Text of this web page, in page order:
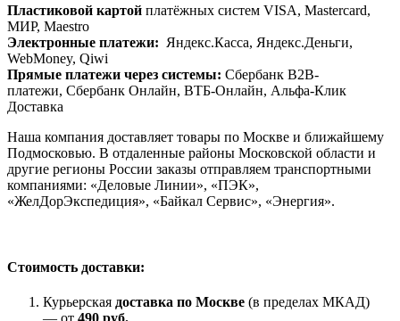
Пластиковой картой платёжных систем VISA, Mastercard,
МИР, Maestrо
Электронные платежи: Яндекс.Касса, Яндекс.Деньги,
WebMoney, Qiwi
Прямые платежи через системы: Сбербанк B2B-
платежи, Сбербанк Онлайн, ВТБ-Онлайн, Альфа-Клик
Доставка
Наша компания доставляет товары по Москве и ближайшему
Подмосковью. В отдаленные районы Московской области и
другие регионы России заказы отправляем транспортными
компаниями: «Деловые Линии», «ПЭК»,
«ЖелДорЭкспедиция», «Байкал Сервис», «Энергия».
Стоимость доставки:
Курьерская доставка по Москве (в пределах МКАД)
— от 490 руб.